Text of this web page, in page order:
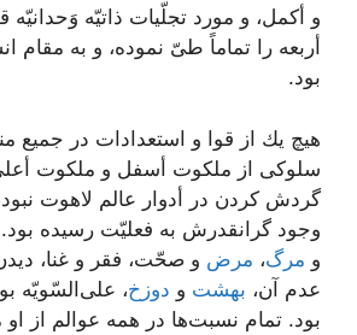
و أكمل، و مورد تجلّيات ذاتيّه وَحدانيّه
أربعه را تماماً طىّ نموده، و به مقام
بود.
هيچ يك از قوا و استعدادات در جميع
سلوكى از ملكوت أسفل و ملكوت
گردش كردن در أدوار عالم لاهوت
وجود گرانقدرش به فعليّت رسيده
و مرگ، مرض و صحّت، فقر و غنا،
عدم آن، بهشت و دوزخ، على‌السّويّه
بود. تمام نسبت‌ها در همه عوالم از او